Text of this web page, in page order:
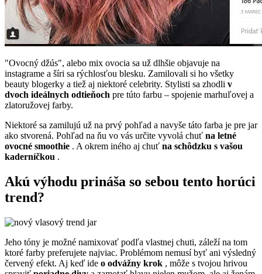
"Ovocný džús", alebo mix ovocia sa už dlhšie objavuje na
instagrame a šíri sa rýchlosťou blesku. Zamilovali si ho všetky
beauty blogerky a tiež aj niektoré celebrity. Stylisti sa zhodli v
dvoch ideálnych odtieňoch pre túto farbu – spojenie marhuľovej a
zlatoružovej farby.
Niektoré sa zamilujú už na prvý pohľad a navyše táto farba je pre jar
ako stvorená. Pohľad na ňu vo vás určite vyvolá chuť na letné
ovocné smoothie . A okrem iného aj chuť na schôdzku s vašou
kaderníčkou .
Akú výhodu prináša so sebou tento horúci
trend?
Jeho tóny je možné namixovať podľa vlastnej chuti, záleží na tom
ktoré farby preferujete najviac. Problémom nemusí byť ani výsledný
červený efekt. Aj keď ide o odvážny krok , môže s tvojou hrivou